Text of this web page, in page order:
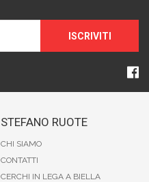
ISCRIVITI
STEFANO RUOTE
CHI SIAMO
CONTATTI
CERCHI IN LEGA A BIELLA